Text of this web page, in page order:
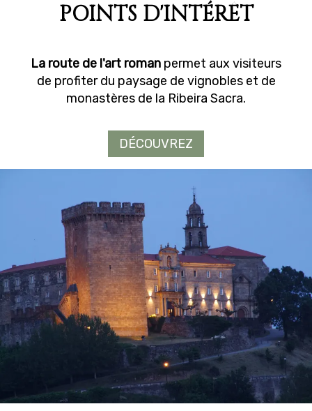
POINTS D'INTÉRÊT
La route de l'art roman permet aux visiteurs
de profiter du paysage de vignobles et de
monastères de la Ribeira Sacra.
DÉCOUVREZ